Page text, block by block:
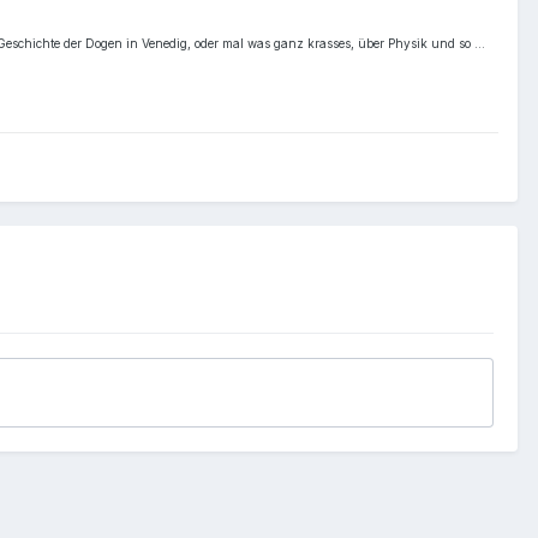
der Dogen in Venedig, oder mal was ganz krasses, über Physik und so …